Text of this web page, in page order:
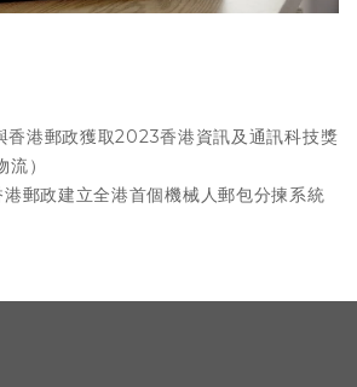
港郵政獲取2023香港資訊及通訊科技獎
）
郵政建立全港首個機械人郵包分揀系統